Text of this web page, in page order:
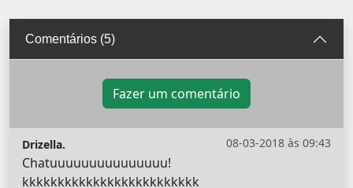
Comentários (5)
Fazer um comentário
08-03-2018 às 09:43
Drizella.
Chatuuuuuuuuuuuuuuu!
kkkkkkkkkkkkkkkkkkkkkkkkk